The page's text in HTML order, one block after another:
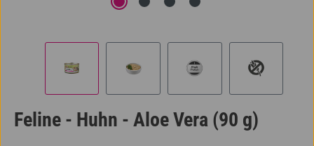
Feline - Huhn - Aloe Vera (90 g)